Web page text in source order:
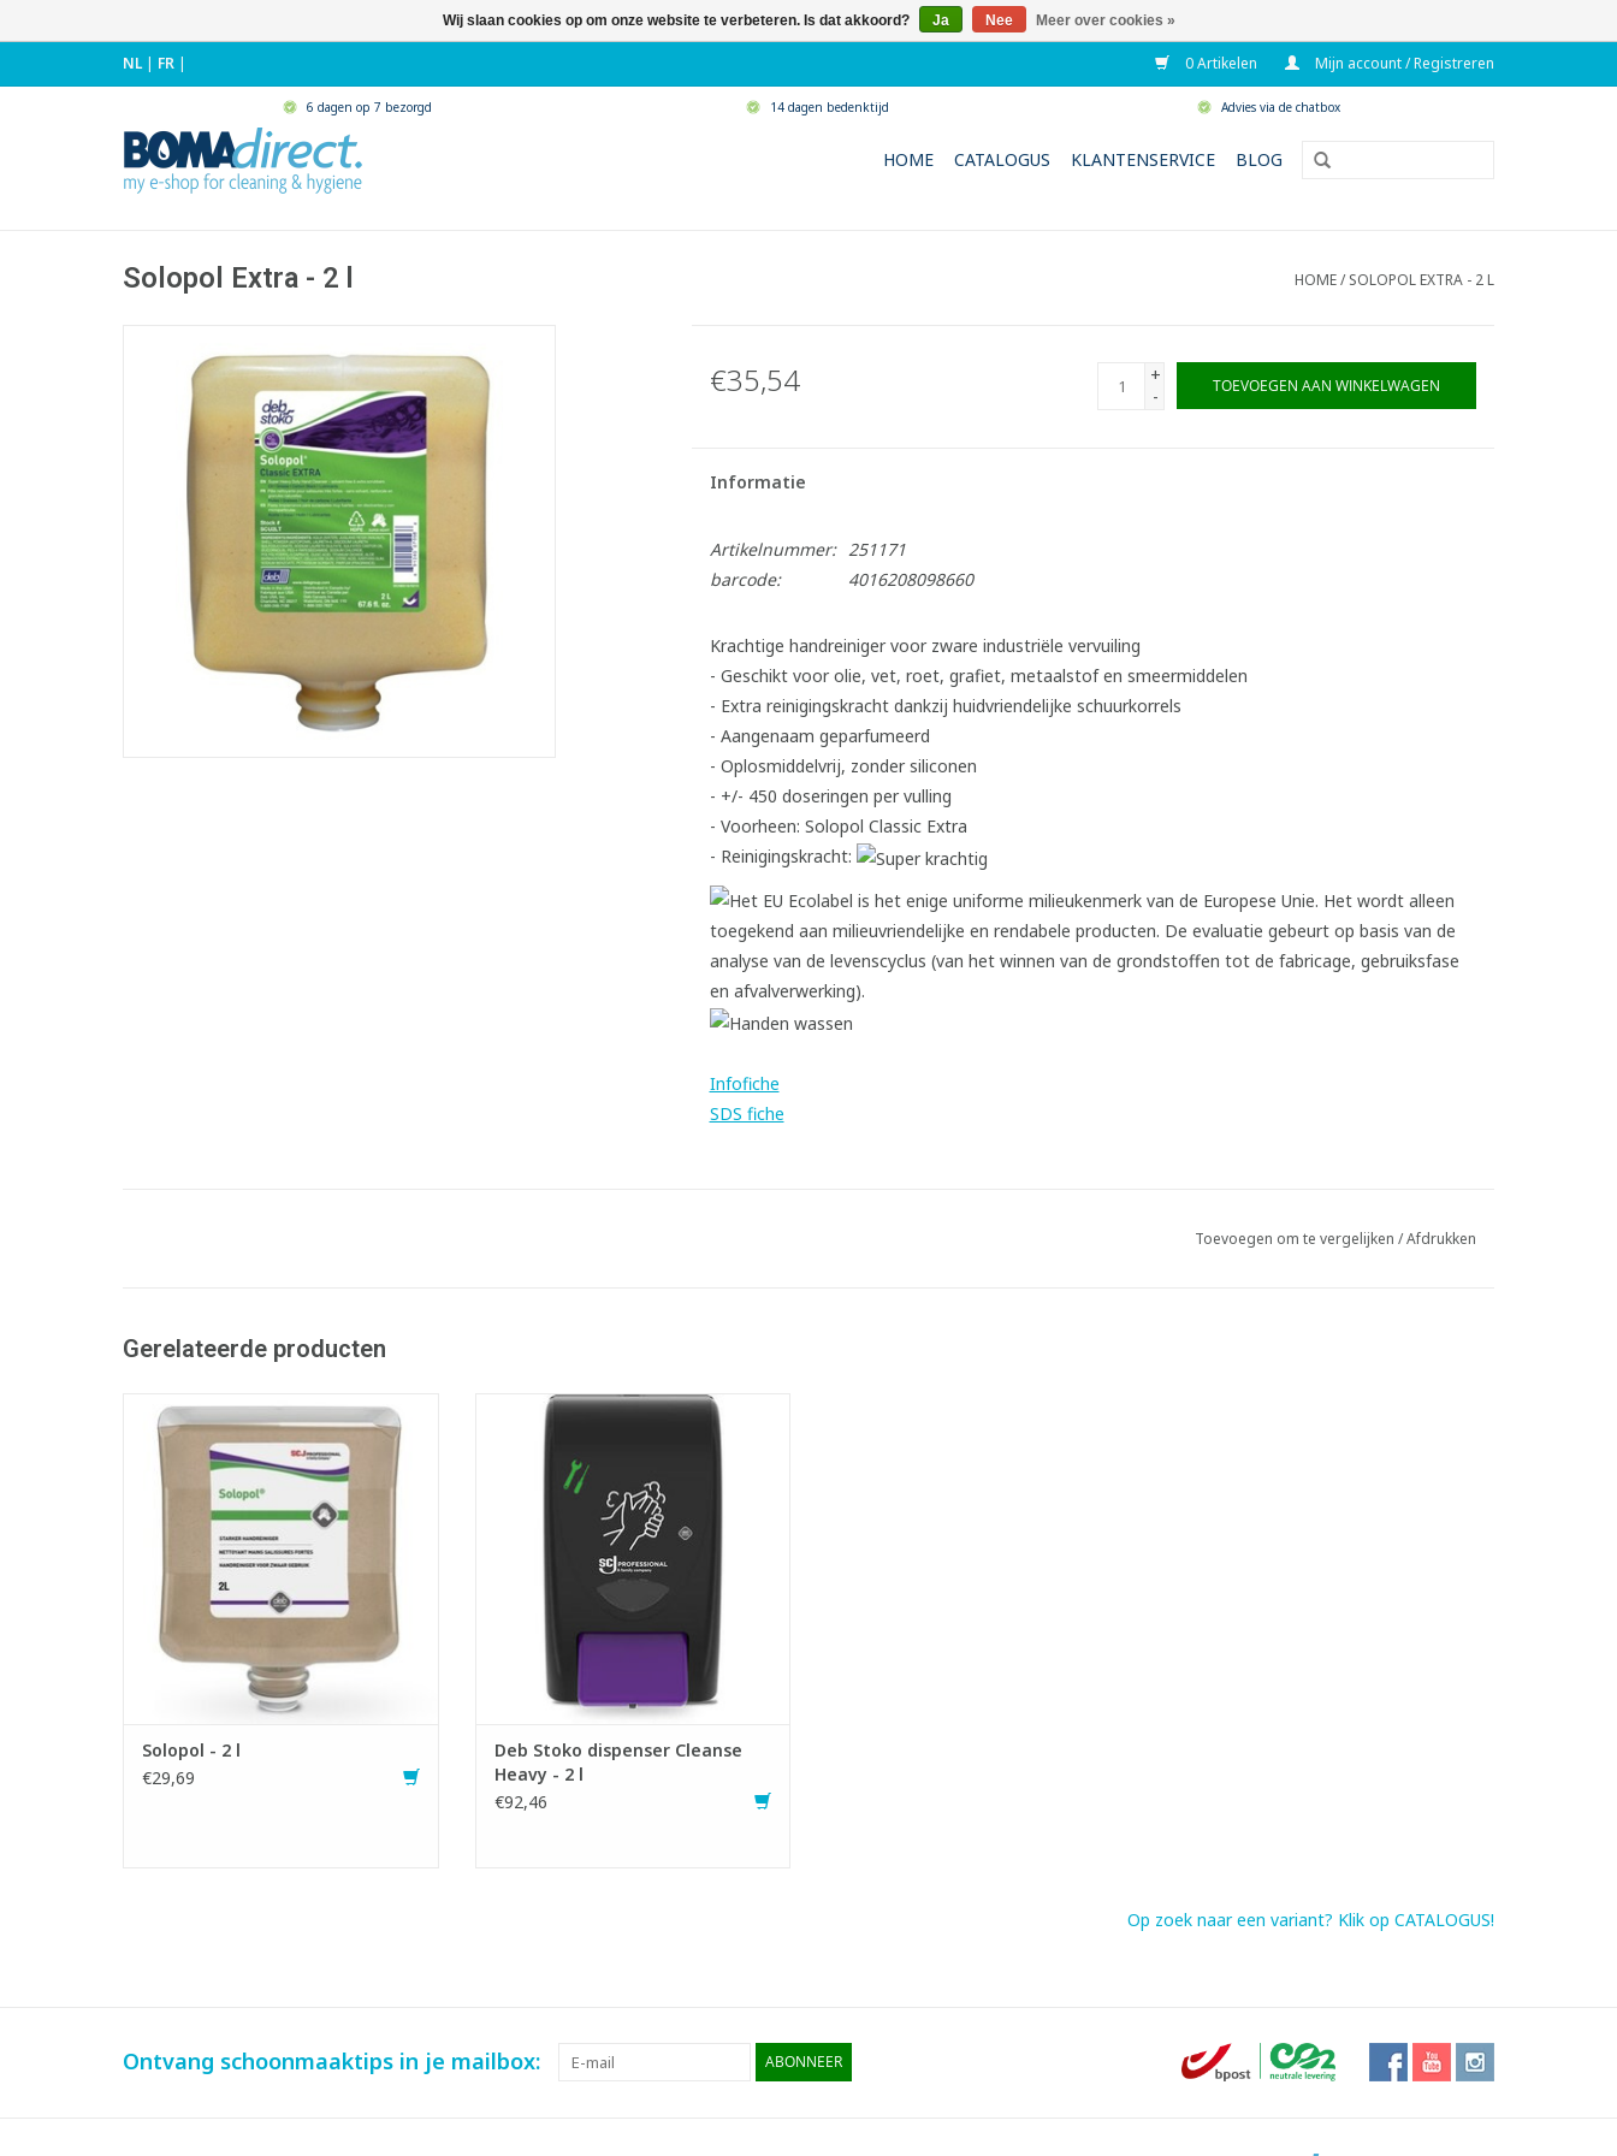
NL| FR | 0 Artikelen Mijn account / Registreren
6 dagen op 7 bezorgd 14 dagen bedenktijd Advies via de chatbox
HOME CATALOGUS KLANTENSERVICE BLOG
Solopol Extra - 2 l HOME/SOLOPOL EXTRA - 2 L
€35,54
+
-
TOEVOEGEN AAN WINKELWAGEN
Informatie
Artikelnummer: 251171
barcode:
4016208098660
Krachtige handreiniger voor zware industriële vervuiling
- Geschikt voor olie, vet, roet, grafiet, metaalstof en smeermiddelen
- Extra reinigingskracht dankzij huidvriendelijke schuurkorrels
- Aangenaam geparfumeerd
- Oplosmiddelvrij, zonder siliconen
- +/- 450 doseringen per vulling
- Voorheen: Solopol Classic Extra
- Reinigingskracht:
Infofiche
SDS fiche
Toevoegen om te vergelijken /Afdrukken
Gerelateerde producten
Krachtige handreiniger voor industriële
vervuiling
- Geschikt voor olie, vet, roet en
smeermiddelen
- Extra reinigingskracht dankzij
huidvriendelijke schuurkorrels
- Aangenaam geparfumeerd
- Oplosmiddelvrij, zonder siliconen
- +/- 450 doseringen per vulli
TOEVOEGEN AAN WINKELWAGEN
Solopol - 2 l
€29,69
Kwalitatieve dispenser in kunststof.
- Druppelt niet en raakt niet verstopt.
- Geeft een optimale dosering, voorkomt
verspilling.
- De vulling is makkelijk te wisselen.
- Met grote paarse drukknop voor
eenvoudig gebruik.
- Beschermd met BioCote, een midde
TOEVOEGEN AAN WINKELWAGEN
Deb Stoko dispenser Cleanse
Heavy - 2 l
€92,46
Op zoek naar een variant? Klik op CATALOGUS!
Ontvang schoonmaaktips in je mailbox: ABONNEER
Wij slaan cookies op om onze website te verbeteren. Is dat akkoord? Ja Nee Meer over cookies »